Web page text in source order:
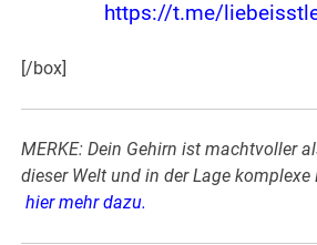
https://t.me/
[/box]
MERKE: Dein Gehirn ist machtvoller
dieser Welt und in der Lage
hier mehr dazu.